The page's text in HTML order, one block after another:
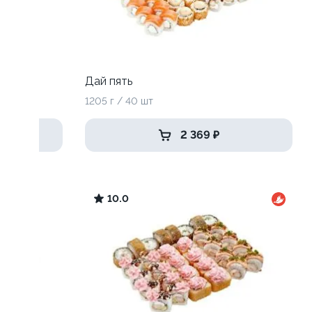
Дай пять
1205 г / 40 шт
2 369 ₽
10.0